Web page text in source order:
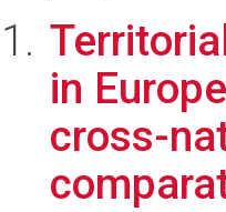
in
cross-